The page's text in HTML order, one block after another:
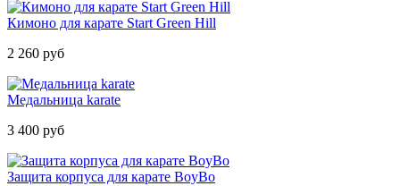
Кимоно для карате Start Green Hill
2 260 руб
Медальница karate
3 400 руб
Защита корпуса для карате BoyBo